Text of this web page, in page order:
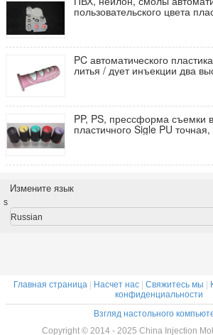
пользовательского цвета
двух Shot литья под
PC автоматического
литья / дует инъекции два
PP, PS, прессформа съемки
пластичного Sigle PU
Измените язык
s
Russian
Главная страница| Насчет нас| Свяжитесь мы
конфиденциальности
Взгляд настольного
Copyright © 2014 - 2025 China Injection